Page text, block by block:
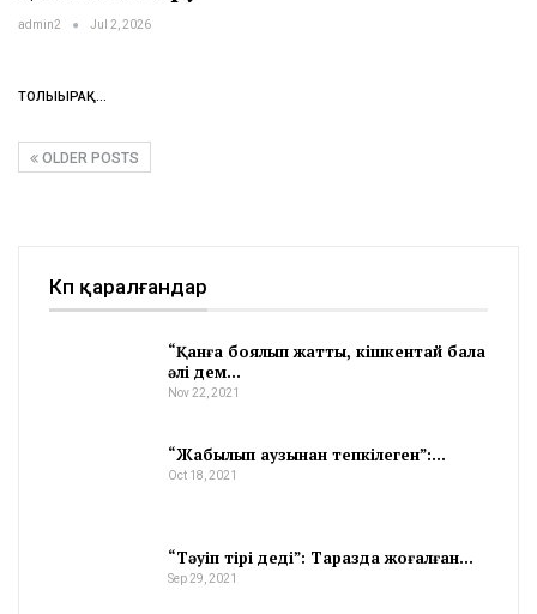
admin2 Jul 2, 2026
ТОЛЫҒЫРАҚ...
OLDER POSTS
Көп қаралғандар
“Қанға боялып жатты, кішкентай бала
әлі дем…
Nov 22, 2021
“Жабылып аузынан тепкілеген”:…
Oct 18, 2021
“Тәуіп тірі деді”: Таразда жоғалған…
Sep 29, 2021